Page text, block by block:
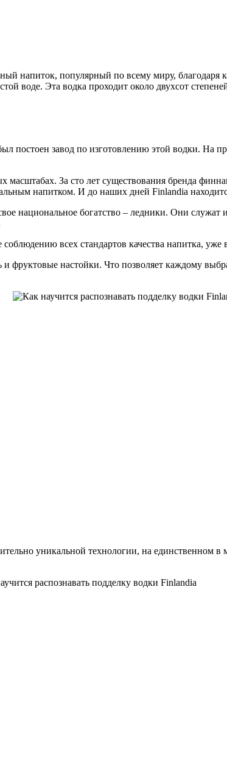
напиток, популярный по всему миру, благодаря
воде. Эта водка проходит около двухсот
постоен завод по изготовлению этой водки. На
За сто лет существования бренда
напитком. И до наших дней Finlandia
национальное богатство – ледники. Они
всех стандартов качества напитка,
фруктовые настойки. Что позволяет каждому
уникальной технологии, на единственном